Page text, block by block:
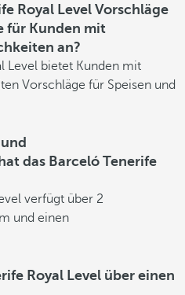
Royal Level Vorschläge
für Kunden mit
an?
Level bietet Kunden mit
Vorschläge für Speisen und
das Barceló Tenerife
verfügt über 2
und einen
Royal Level über einen